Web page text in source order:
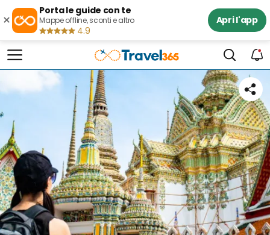
×
Porta le guide con te
Mappe offline, sconti e altro
4.9
Apri l'app